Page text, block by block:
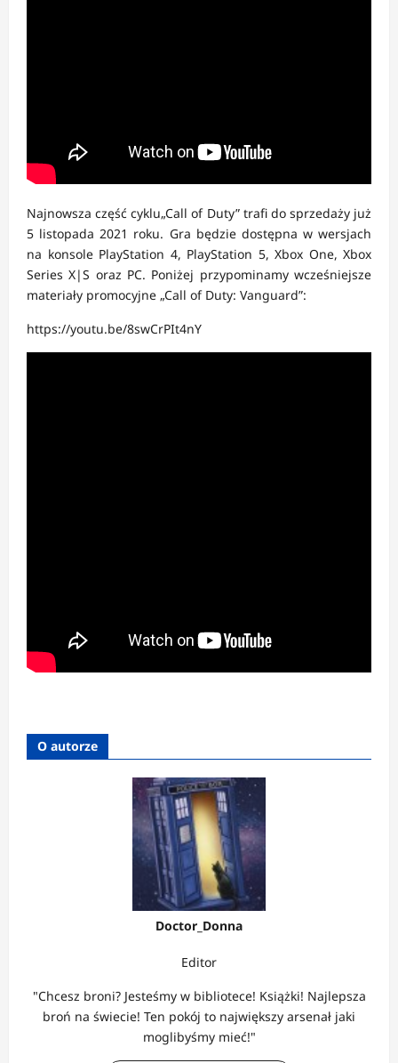
Najnowsza część cyklu„Call of Duty” trafi do sprzedaży już
5 listopada 2021 roku. Gra będzie dostępna w wersjach
na konsole PlayStation 4, PlayStation 5, Xbox One, Xbox
Series X|S oraz PC. Poniżej przypominamy wcześniejsze
materiały promocyjne „Call of Duty: Vanguard”:
https://youtu.be/8swCrPIt4nY
O autorze
Doctor_Donna
Editor
"Chcesz broni? Jesteśmy w bibliotece! Książki! Najlepsza
broń na świecie! Ten pokój to największy arsenał jaki
moglibyśmy mieć!"